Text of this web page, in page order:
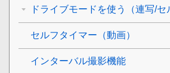
ドライブモードを使う（連写/セ
セルフタイマー （動画）
インターバル撮影機能